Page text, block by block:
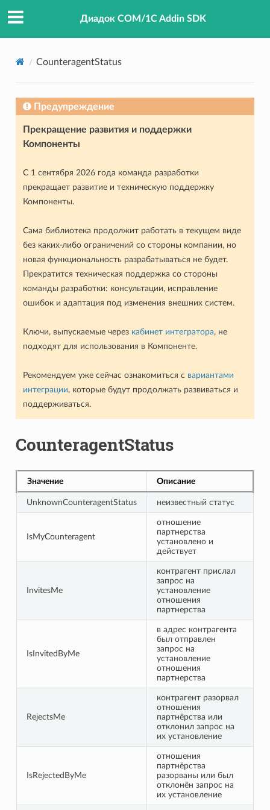
Диадок COM/1C Addin SDK
CounteragentStatus
Предупреждение
Прекращение развития и поддержки
Компоненты
С 1 сентября 2026 года команда разработки
прекращает развитие и техническую поддержку
Компоненты.
Сама библиотека продолжит работать в текущем виде
без каких-либо ограничений со стороны компании, но
новая функциональность разрабатываться не будет.
Прекратится техническая поддержка со стороны
команды разработки: консультации, исправление
ошибок и адаптация под изменения внешних систем.
Ключи, выпускаемые через кабинет интегратора, не
подходят для использования в Компоненте.
Рекомендуем уже сейчас ознакомиться с вариантами
интеграции, которые будут продолжать развиваться и
поддерживаться.
CounteragentStatus
Значение Описание
UnknownCounteragentStatus неизвестный статус
IsMyCounteragent
отношение
партнерства
установлено и
действует
InvitesMe
контрагент прислал
запрос на
установление
отношения
партнерства
IsInvitedByMe
в адрес контрагента
был отправлен
запрос на
установление
отношения
партнерства
RejectsMe
контрагент разорвал
отношения
партнёрства или
отклонил запрос на
их установление
IsRejectedByMe
отношения
партнёрства
разорваны или был
отклонён запрос на
их установление